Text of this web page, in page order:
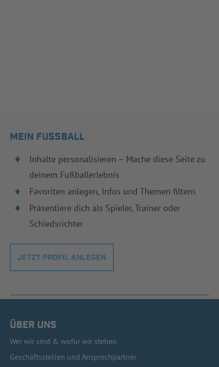
MEIN FUSSBALL
Inhalte personalisieren – Mache diese Seite zu
deinem Fußballerlebnis
Favoriten anlegen, Infos und Themen filtern
Präsentiere dich als Spieler, Trainer oder
Schiedsrichter
JETZT PROFIL ANLEGEN
ÜBER UNS
Wer wir sind & wofür wir stehen
Geschäftsstellen und Ansprechpartner